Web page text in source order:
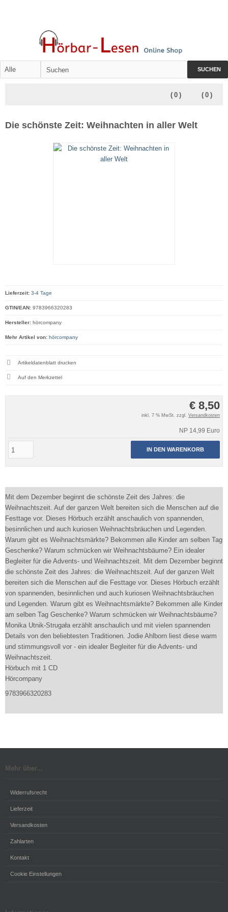
SUCHEN
( 0 )
( 0 )
Die schönste Zeit: Weihnachten in aller Welt
€ 8,50
inkl. 7 % MwSt. zzgl. Versandkosten
NP 14,99 Euro
IN DEN WARENKORB
Lieferzeit: 3-4 Tage
GTIN/EAN: 9783966320283
Hersteller: hörcompany
Mehr Artikel von: hörcompany
Artikeldatenblatt drucken
Mit dem Dezember beginnt die schönste Zeit des Jahres: die
Weihnachtszeit. Auf der ganzen Welt bereiten sich die Menschen auf die
Festtage vor. Dieses Hörbuch erzählt anschaulich von spannenden,
besinnlichen und auch kuriosen Weihnachtsbräuchen und Legenden.
Warum gibt es Weihnachtsmärkte? Bekommen alle Kinder am selben Tag
Geschenke? Warum schmücken wir Weihnachtsbäume? Ein idealer
Begleiter für die Advents- und Weihnachtszeit. Mit dem Dezember beginnt
die schönste Zeit des Jahres: die Weihnachtszeit. Auf der ganzen Welt
bereiten sich die Menschen auf die Festtage vor. Dieses Hörbuch erzählt
von spannenden, besinnlichen und auch kuriosen Weihnachtsbräuchen
und Legenden. Warum gibt es Weihnachtsmärkte? Bekommen alle Kinder
am selben Tag Geschenke? Warum schmücken wir Weihnachtsbäume?
Monika Utnik-Strugała erzählt anschaulich und mit vielen spannenden
Details von den beliebtesten Traditionen. Jodie Ahlborn liest diese warm
und stimmungsvoll vor - ein idealer Begleiter für die Advents- und
Weihnachtszeit.
Hörbuch mit 1 CD
Hörcompany
9783966320283
Mehr über...
Widerrufsrecht
Lieferzeit
Versandkosten
Zahlarten
Kontakt
Cookie Einstellungen